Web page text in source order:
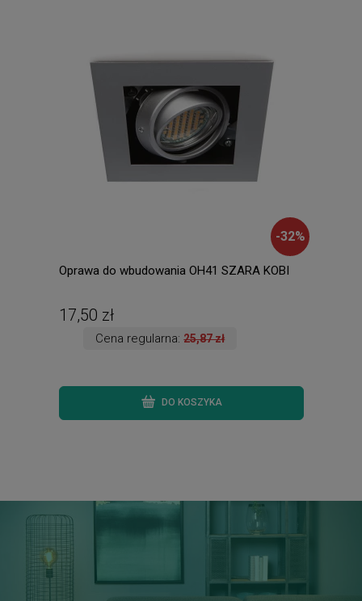
-32%
Oprawa do wbudowania OH41 SZARA KOBI
17,50 zł
Cena regularna:25,87 zł
DO KOSZYKA